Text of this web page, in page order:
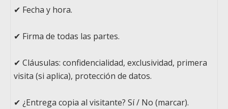
✔ Fecha y hora.
✔ Firma de todas las partes.
✔ Cláusulas: confidencialidad, exclusividad, primera
visita (si aplica), protección de datos.
✔ ¿Entrega copia al visitante? Sí / No (marcar).